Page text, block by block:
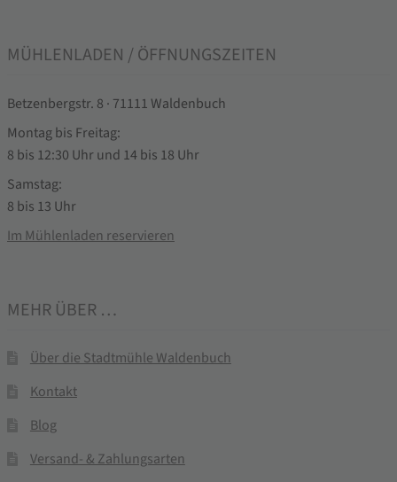
MÜHLENLADEN / ÖFFNUNGSZEITEN
Betzenbergstr. 8 · 71111 Waldenbuch
Montag bis Freitag:
8 bis 12:30 Uhr und 14 bis 18 Uhr
Samstag:
8 bis 13 Uhr
Im Mühlenladen reservieren
MEHR ÜBER …
Über die Stadtmühle Waldenbuch
Kontakt
Blog
Versand- & Zahlungsarten